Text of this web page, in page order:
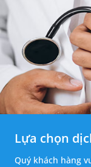
Lựa chọn
Quý khách hàng